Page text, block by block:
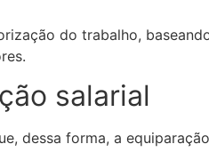
do trabalho,
salarial
dessa forma, a